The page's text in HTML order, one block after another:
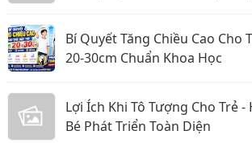
Bí Quyết Tăng Chiều Cao Cho
20-30cm Chuẩn Khoa Học
Lợi Ích Khi Tô Tượng Cho Trẻ
Bé Phát Triển Toàn Diện